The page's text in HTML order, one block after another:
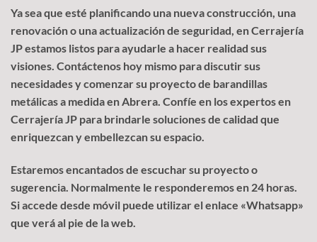
Ya sea que esté planificando una nueva construcción, una
renovación o una actualización de seguridad, en Cerrajería
JP estamos listos para ayudarle a hacer realidad sus
visiones. Contáctenos hoy mismo para discutir sus
necesidades y comenzar su proyecto de barandillas
metálicas a medida en Abrera. Confíe en los expertos en
Cerrajería JP para brindarle soluciones de calidad que
enriquezcan y embellezcan su espacio.
Estaremos encantados de escuchar su proyecto o
sugerencia. Normalmente le responderemos en 24 horas.
Si accede desde móvil puede utilizar el enlace «Whatsapp»
que verá al pie de la web.